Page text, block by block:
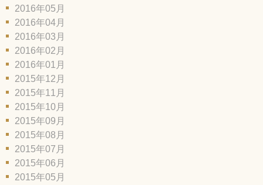
2016年05月
2016年04月
2016年03月
2016年02月
2016年01月
2015年12月
2015年11月
2015年10月
2015年09月
2015年08月
2015年07月
2015年06月
2015年05月